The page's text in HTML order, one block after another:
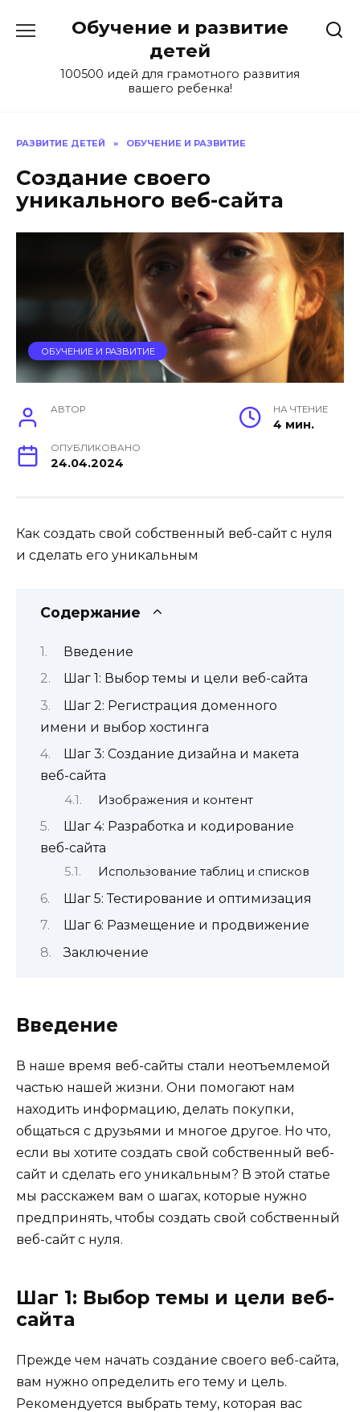
Обучение и развитие
детей
100500 идей для грамотного развития
вашего ребенка!
РАЗВИТИЕ ДЕТЕЙ » ОБУЧЕНИЕ И РАЗВИТИЕ
Создание своего
уникального веб-сайта
ОБУЧЕНИЕ И РАЗВИТИЕ
АВТОР НА ЧТЕНИЕ
4 мин.
ОПУБЛИКОВАНО
24.04.2024
Как создать свой собственный веб-сайт с нуля
и сделать его уникальным
Содержание
Введение
Шаг 1: Выбор темы и цели веб-сайта
Шаг 2: Регистрация доменного
имени и выбор хостинга
Шаг 3: Создание дизайна и макета
веб-сайта
Изображения и контент
Шаг 4: Разработка и кодирование
веб-сайта
Использование таблиц и списков
Шаг 5: Тестирование и оптимизация
Шаг 6: Размещение и продвижение
Заключение
Введение
В наше время веб-сайты стали неотъемлемой
частью нашей жизни. Они помогают нам
находить информацию, делать покупки,
общаться с друзьями и многое другое. Но что,
если вы хотите создать свой собственный веб-
сайт и сделать его уникальным? В этой статье
мы расскажем вам о шагах, которые нужно
предпринять, чтобы создать свой собственный
веб-сайт с нуля.
Шаг 1: Выбор темы и цели веб-
сайта
Прежде чем начать создание своего веб-сайта,
вам нужно определить его тему и цель.
Рекомендуется выбрать тему, которая вас